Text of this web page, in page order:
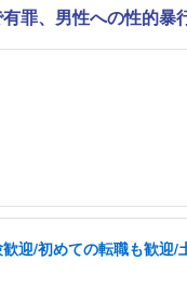
罪、男性への性的
迎/初めての転職も歓迎/